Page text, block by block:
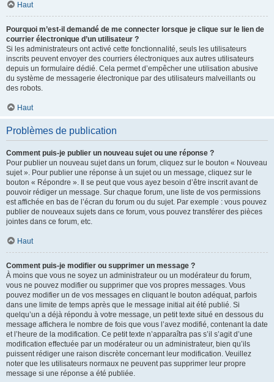
Haut
Pourquoi m’est-il demandé de me connecter lorsque je clique sur le lien de
courrier électronique d’un utilisateur ?
Si les administrateurs ont activé cette fonctionnalité, seuls les utilisateurs
inscrits peuvent envoyer des courriers électroniques aux autres utilisateurs
depuis un formulaire dédié. Cela permet d’empêcher une utilisation abusive
du système de messagerie électronique par des utilisateurs malveillants ou
des robots.
Haut
Problèmes de publication
Comment puis-je publier un nouveau sujet ou une réponse ?
Pour publier un nouveau sujet dans un forum, cliquez sur le bouton « Nouveau
sujet ». Pour publier une réponse à un sujet ou un message, cliquez sur le
bouton « Répondre ». Il se peut que vous ayez besoin d’être inscrit avant de
pouvoir rédiger un message. Sur chaque forum, une liste de vos permissions
est affichée en bas de l’écran du forum ou du sujet. Par exemple : vous pouvez
publier de nouveaux sujets dans ce forum, vous pouvez transférer des pièces
jointes dans ce forum, etc.
Haut
Comment puis-je modifier ou supprimer un message ?
À moins que vous ne soyez un administrateur ou un modérateur du forum,
vous ne pouvez modifier ou supprimer que vos propres messages. Vous
pouvez modifier un de vos messages en cliquant le bouton adéquat, parfois
dans une limite de temps après que le message initial ait été publié. Si
quelqu’un a déjà répondu à votre message, un petit texte situé en dessous du
message affichera le nombre de fois que vous l’avez modifié, contenant la date
et l’heure de la modification. Ce petit texte n’apparaîtra pas s’il s’agit d’une
modification effectuée par un modérateur ou un administrateur, bien qu’ils
puissent rédiger une raison discrète concernant leur modification. Veuillez
noter que les utilisateurs normaux ne peuvent pas supprimer leur propre
message si une réponse a été publiée.